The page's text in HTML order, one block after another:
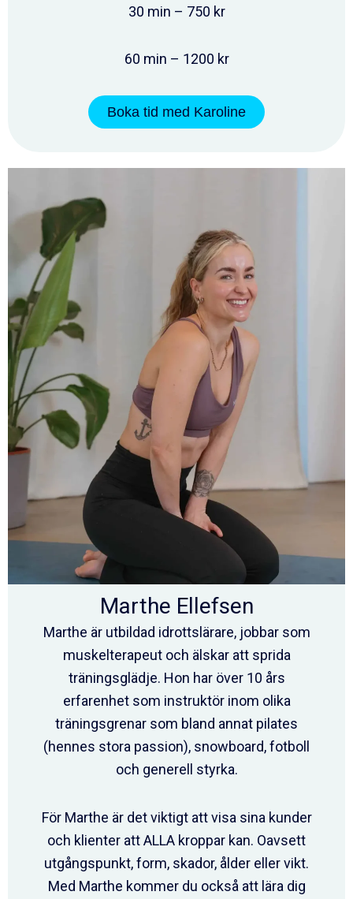
30 min – 750 kr
60 min – 1200 kr
Boka tid med Karoline
Marthe Ellefsen
Marthe är utbildad idrottslärare, jobbar som
muskelterapeut och älskar att sprida
träningsglädje. Hon har över 10 års
erfarenhet som instruktör inom olika
träningsgrenar som bland annat pilates
(hennes stora passion), snowboard, fotboll
och generell styrka.
För Marthe är det viktigt att visa sina kunder
och klienter att ALLA kroppar kan. Oavsett
utgångspunkt, form, skador, ålder eller vikt.
Med Marthe kommer du också att lära dig